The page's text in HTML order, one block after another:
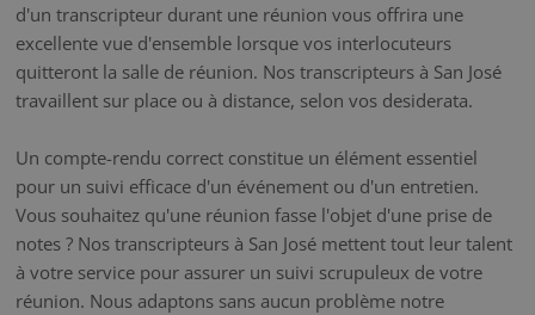
d'un transcripteur durant une réunion vous offrira une
excellente vue d'ensemble lorsque vos interlocuteurs
quitteront la salle de réunion. Nos transcripteurs à San José
travaillent sur place ou à distance, selon vos desiderata.
Un compte-rendu correct constitue un élément essentiel
pour un suivi efficace d'un événement ou d'un entretien.
Vous souhaitez qu'une réunion fasse l'objet d'une prise de
notes ? Nos transcripteurs à San José mettent tout leur talent
à votre service pour assurer un suivi scrupuleux de votre
réunion. Nous adaptons sans aucun problème notre